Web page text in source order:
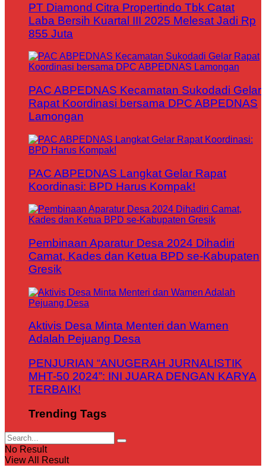
PT Diamond Citra Propertindo Tbk Catat
Laba Bersih Kuartal III 2025 Melesat Jadi Rp
855 Juta
PAC ABPEDNAS Kecamatan Sukodadi Gelar
Rapat Koordinasi bersama DPC ABPEDNAS
Lamongan
PAC ABPEDNAS Langkat Gelar Rapat
Koordinasi: BPD Harus Kompak!
Pembinaan Aparatur Desa 2024 Dihadiri
Camat, Kades dan Ketua BPD se-Kabupaten
Gresik
Aktivis Desa Minta Menteri dan Wamen
Adalah Pejuang Desa
PENJURIAN “ANUGERAH JURNALISTIK
MHT-50 2024”: INI JUARA DENGAN KARYA
TERBAIK!
Trending Tags
No Result
View All Result